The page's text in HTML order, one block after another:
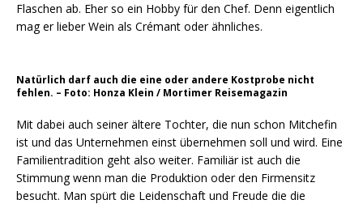
Flaschen ab. Eher so ein Hobby für den Chef. Denn eigentlich
mag er lieber Wein als Crémant oder ähnliches.
Natürlich darf auch die eine oder andere Kostprobe nicht
fehlen. – Foto: Honza Klein / Mortimer Reisemagazin
Mit dabei auch seiner ältere Tochter, die nun schon Mitchefin
ist und das Unternehmen einst übernehmen soll und wird. Eine
Familientradition geht also weiter. Familiär ist auch die
Stimmung wenn man die Produktion oder den Firmensitz
besucht. Man spürt die Leidenschaft und Freude die die